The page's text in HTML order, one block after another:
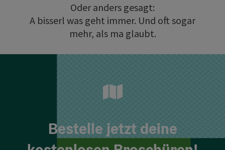
Oder anders gesagt:
A bisserl was geht immer. Und oft sogar
mehr, als ma glaubt.
Bestelle jetzt deine